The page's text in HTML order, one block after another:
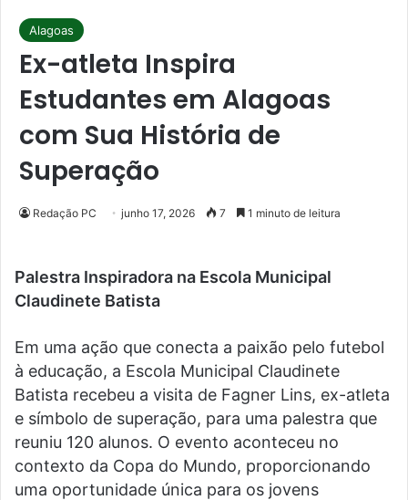
Alagoas
Ex-atleta Inspira
Estudantes em Alagoas
com Sua História de
Superação
Redação PC junho 17, 2026 7 1 minuto de leitura
Palestra Inspiradora na Escola Municipal
Claudinete Batista
Em uma ação que conecta a paixão pelo futebol
à educação, a Escola Municipal Claudinete
Batista recebeu a visita de Fagner Lins, ex-atleta
e símbolo de superação, para uma palestra que
reuniu 120 alunos. O evento aconteceu no
contexto da Copa do Mundo, proporcionando
uma oportunidade única para os jovens